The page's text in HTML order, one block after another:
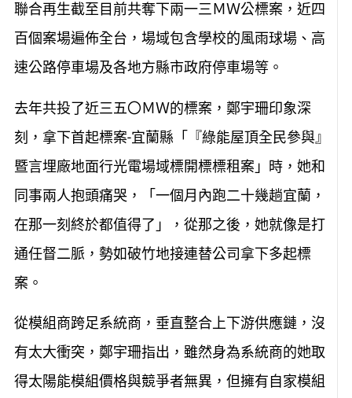
聯合再生截至目前共奪下兩一三ＭＷ公標案，近四
百個案場遍佈全台，場域包含學校的風雨球場、高
速公路停車場及各地方縣市政府停車場等。
去年共投了近三五〇ＭＷ的標案，鄭宇珊印象深
刻，拿下首起標案-宜蘭縣「『綠能屋頂全民參與』
暨言埋廠地面行光電場域標開標標租案」時，她和
同事兩人抱頭痛哭，「一個月內跑二十幾趟宜蘭，
在那一刻終於都值得了」，從那之後，她就像是打
通任督二脈，勢如破竹地接連替公司拿下多起標
案。
從模組商跨足系統商，垂直整合上下游供應鏈，沒
有太大衝突，鄭宇珊指出，雖然身為系統商的她取
得太陽能模組價格與競爭者無異，但擁有自家模組